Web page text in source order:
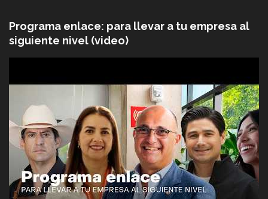
Programa enlace: para llevar a tu empresa al
siguiente nivel (video)